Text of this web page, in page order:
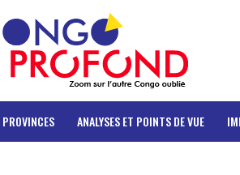
PROVINCES ANALYSES ET POINTS DE VUE